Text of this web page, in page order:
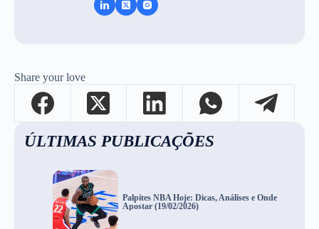
Share your love
ÚLTIMAS PUBLICAÇÕES
Palpites NBA Hoje: Dicas, Análises e Onde
Apostar (19/02/2026)